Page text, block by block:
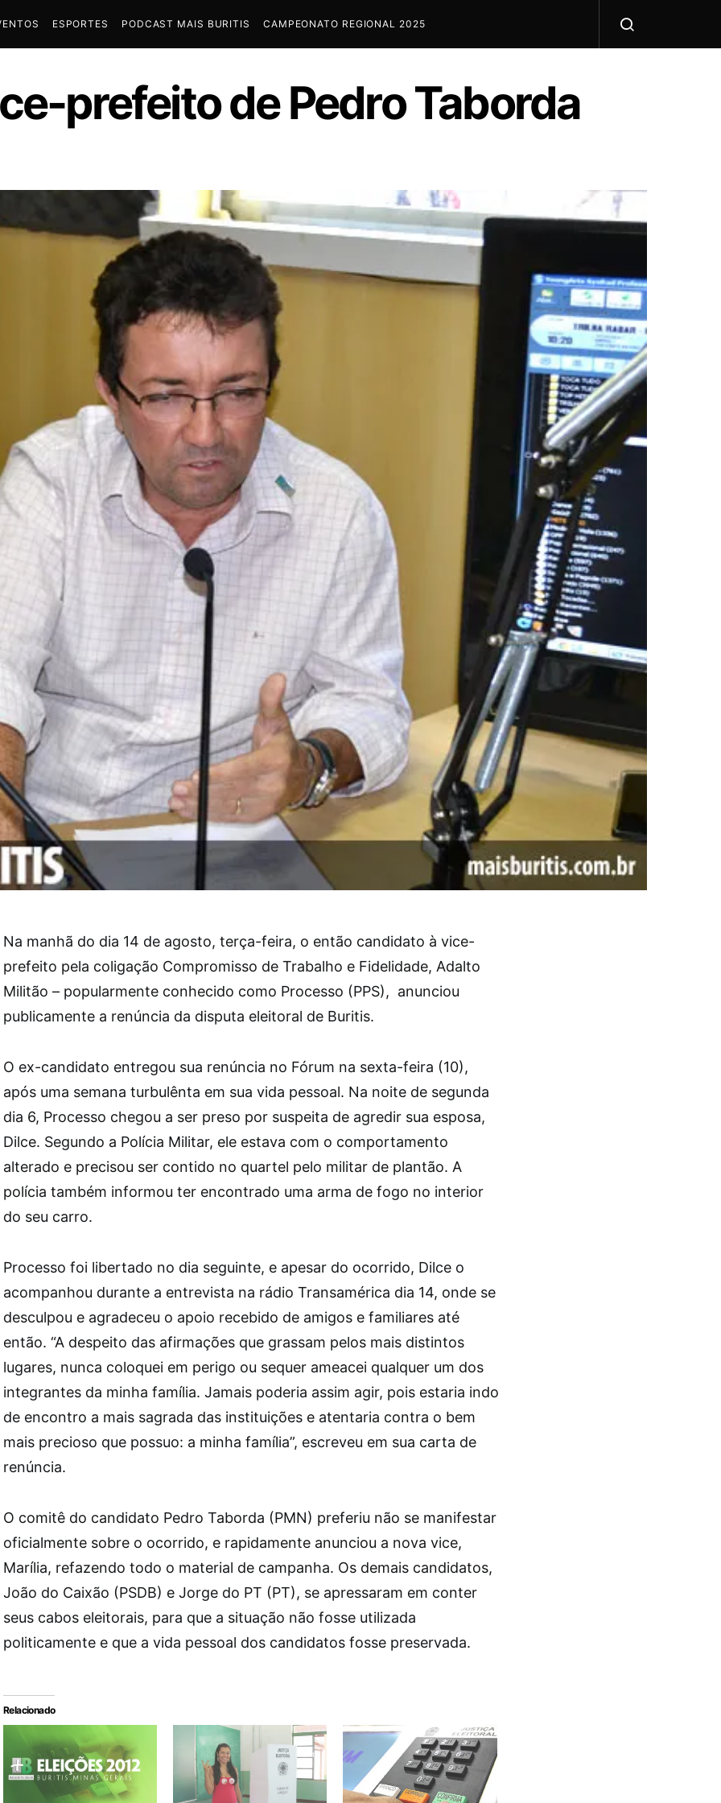
ESPORTES PODCAST MAIS BURITIS CAMPEONATO REGIONAL 2025
prefeito de Pedro Taborda
Na manhã do dia 14 de agosto, terça-feira, o então candidato à vice-
prefeito pela coligação Compromisso de Trabalho e Fidelidade, Adalto
Militão – popularmente conhecido como Processo (PPS), anunciou
publicamente a renúncia da disputa eleitoral de Buritis.
O ex-candidato entregou sua renúncia no Fórum na sexta-feira (10),
após uma semana turbulênta em sua vida pessoal. Na noite de segunda
dia 6, Processo chegou a ser preso por suspeita de agredir sua esposa,
Dilce. Segundo a Polícia Militar, ele estava com o comportamento
alterado e precisou ser contido no quartel pelo militar de plantão. A
polícia também informou ter encontrado uma arma de fogo no interior
do seu carro.
Processo foi libertado no dia seguinte, e apesar do ocorrido, Dilce o
acompanhou durante a entrevista na rádio Transamérica dia 14, onde se
desculpou e agradeceu o apoio recebido de amigos e familiares até
então. “A despeito das afirmações que grassam pelos mais distintos
lugares, nunca coloquei em perigo ou sequer ameacei qualquer um dos
integrantes da minha família. Jamais poderia assim agir, pois estaria indo
de encontro a mais sagrada das instituições e atentaria contra o bem
mais precioso que possuo: a minha família”, escreveu em sua carta de
renúncia.
O comitê do candidato Pedro Taborda (PMN) preferiu não se manifestar
oficialmente sobre o ocorrido, e rapidamente anunciou a nova vice,
Marília, refazendo todo o material de campanha. Os demais candidatos,
João do Caixão (PSDB) e Jorge do PT (PT), se apressaram em conter
seus cabos eleitorais, para que a situação não fosse utilizada
politicamente e que a vida pessoal dos candidatos fosse preservada.
Relacionado